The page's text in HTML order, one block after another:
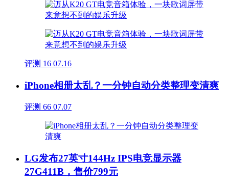
评测 16 07.16
iPhone相册太乱？一分钟自动分类整理变清爽
评测 66 07.07
LG发布27英寸144Hz IPS电竞显示器
27G411B，售价799元